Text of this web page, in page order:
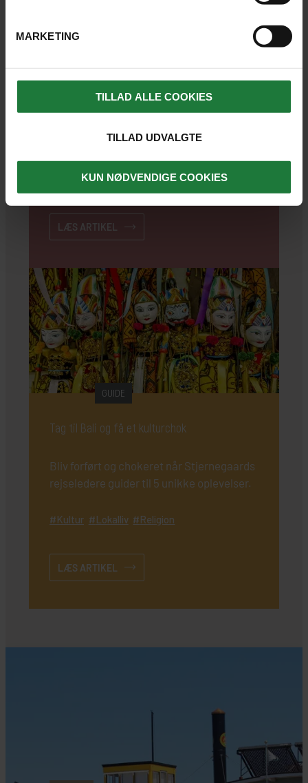
MARKETING
TILLAD ALLE COOKIES
TILLAD UDVALGTE
KUN NØDVENDIGE COOKIES
Kultur Lokalliv Mad & drikke
LÆS ARTIKEL
GUIDE
Tag til Bali og få et kulturchok
Bliv forført og chokeret når Stjernegaards
rejseledere guider til 5 unikke oplevelser.
Kultur Lokalliv Religion
LÆS ARTIKEL